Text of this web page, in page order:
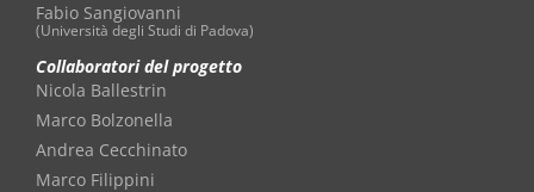
Fabio Sangiovanni
(Università degli Studi di Padova)
Collaboratori del progetto
Nicola Ballestrin
Marco Bolzonella
Andrea Cecchinato
Marco Filippini